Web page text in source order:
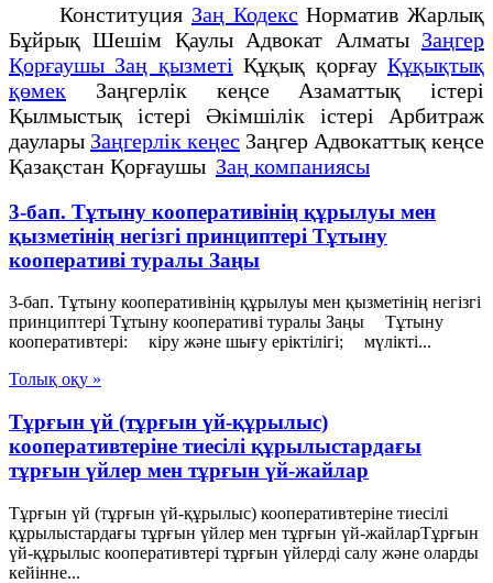
Конституция Заң Кодекс Норматив Жарлық
Бұйрық Шешім Қаулы Адвокат Алматы Заңгер
Қорғаушы Заң қызметі Құқық қорғауҚұқықтық
қөмек Заңгерлік кеңсе Азаматтық істері
Қылмыстық істері Әкімшілік істері Арбитраж
даулары Заңгерлік кеңес Заңгер Адвокаттық кеңсе
Қазақстан Қорғаушы Заң компаниясы
3-бап. Тұтыну кооперативiнiң құрылуы мен
қызметiнiң негiзгі принциптерi Тұтыну
кооперативі туралы Заңы
3-бап. Тұтыну кооперативiнiң құрылуы мен қызметiнiң негiзгі
принциптерi Тұтыну кооперативі туралы Заңы Тұтыну
кооперативтерi: кiру және шығу ерiктiлiгi; мүлiктi...
Толық оқу »
Тұрғын үй (тұрғын үй-құрылыс)
кооперативтеріне тиесілі құрылыстардағы
тұрғын үйлер мен тұрғын үй-жайлар
Тұрғын үй (тұрғын үй-құрылыс) кооперативтеріне тиесілі
құрылыстардағы тұрғын үйлер мен тұрғын үй-жайларТұрғын
үй-құрылыс кооперативтері тұрғын үйлерді салу және оларды
кейінне...